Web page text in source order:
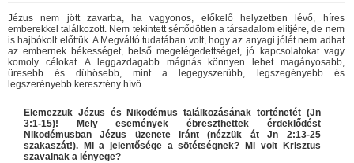
Jézus nem jött zavarba, ha vagyonos, előkelő helyzetben lévő, híres
emberekkel találkozott. Nem tekintett sértődötten a társadalom elitjére, de nem
is hajbókolt előttük. A Megváltó tudatában volt, hogy az anyagi jólét nem adhat
az embernek békességet, belső megelégedettséget, jó kapcsolatokat vagy
komoly célokat. A leggazdagabb mágnás könnyen lehet magányosabb,
üresebb és dühösebb, mint a legegyszerűbb, legszegényebb és
legszerényebb keresztény hívő.
Elemezzük Jézus és Nikodémus találkozásának történetét (Jn
3:1-15)! Mely események ébreszthettek érdeklődést
Nikodémusban Jézus üzenete iránt (nézzük át Jn 2:13-25
szakaszát!). Mi a jelentősége a sötétségnek? Mi volt Krisztus
szavainak a lényege?